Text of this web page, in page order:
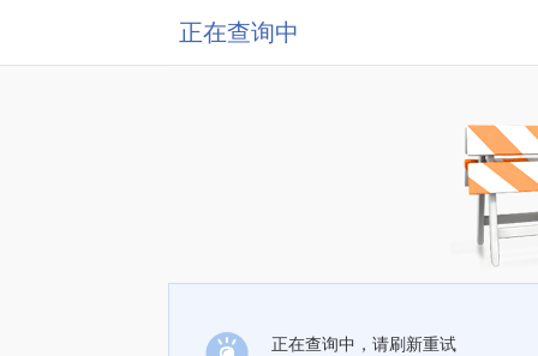
正在查询中
正在查询中，请刷新重试